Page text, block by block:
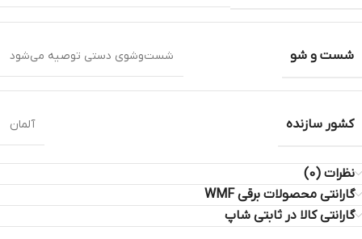
شست و شو شست‌وشوی دستی توصیه می‌شود
کشور سازنده آلمان
نظرات (0)
گارانتی محصولات برقی WMF
گارانتی کالا در ثابتی شاپ